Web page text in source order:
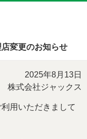
変更のお知らせ
2025年8月13日
株式会社ジャックス
用いただきまして